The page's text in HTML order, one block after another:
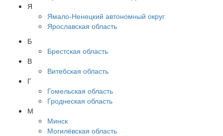
Я
Ямало-Ненецкий автономный округ
Ярославская область
Б
Брестская область
В
Витебская область
Г
Гомельская область
Гроднеская область
М
Минск
Могилёвская область